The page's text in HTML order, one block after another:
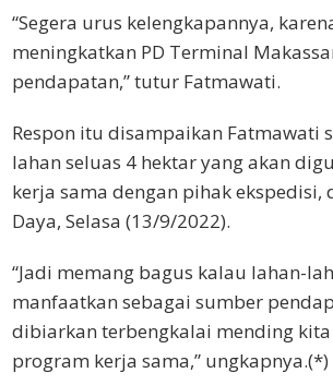
“Segera urus kelengkapannya,
meningkatkan PD Terminal
pendapatan,” tutur Fatmawati.
Respon itu disampaikan Fatmawati
lahan seluas 4 hektar yang akan
kerja sama dengan pihak ekspedisi,
Daya, Selasa (13/9/2022).
“Jadi memang bagus kalau lahan-
manfaatkan sebagai sumber
dibiarkan terbengkalai mending
program kerja sama,” ungkapnya.(*)